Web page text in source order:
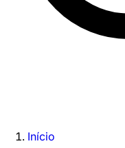
Início